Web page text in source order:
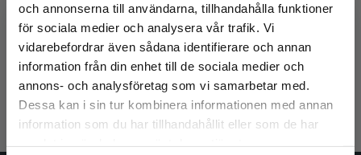
och annonserna till användarna, tillhandahålla funktioner
för sociala medier och analysera vår trafik. Vi
vidarebefordrar även sådana identifierare och annan
information från din enhet till de sociala medier och
annons- och analysföretag som vi samarbetar med.
Dessa kan i sin tur kombinera informationen med annan
information som du har tillhandahållit eller som de har
Begränsad fraktregion
Det verkar som att du besöker
ST-boken
Björgell, O - Uddenfeldt Wort, U (red.)
393 kr inkl. moms
Exkl. moms: 371 kr